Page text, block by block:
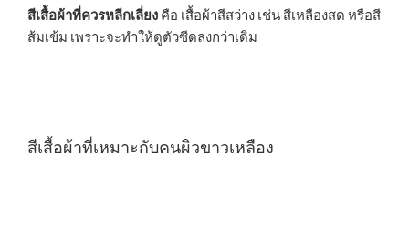
สีเสื้อผ้าที่ควรหลีกเลี่ยง คือ เสื้อผ้าสีสว่าง เช่น สีเหลืองสด หรือสี
ส้มเข้ม เพราะจะทำให้ดูตัวซีดลงกว่าเดิม
สีเสื้อผ้าที่เหมาะกับคนผิวขาวเหลือง